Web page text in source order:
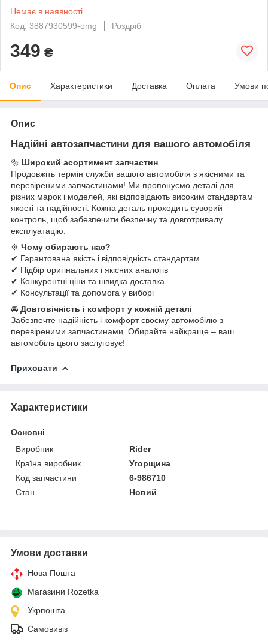
Немає в наявності
Код: 3887930599-omg
Роздріб
349 ₴
Опис Характеристики Доставка Оплата Умови
Опис
Надійні автозапчастини для вашого автомобіля
🔩 Широкий асортимент запчастин
Продовжіть термін служби вашого автомобіля з якісними та
перевіреними запчастинами! Ми пропонуємо деталі для
різних марок і моделей, які відповідають високим стандартам
якості та надійності. Кожна деталь проходить суворий
контроль, щоб забезпечити безпечну та довготривалу
експлуатацію.
⚙ Чому обирають нас?
✔ Гарантована якість і відповідність стандартам
✔ Підбір оригінальних і якісних аналогів
✔ Конкурентні ціни та швидка доставка
✔ Консультації та допомога у виборі
🚘 Довговічність і комфорт у кожній деталі
Забезпечте надійність і комфорт своєму автомобілю з
перевіреними запчастинами. Обирайте найкраще – ваш
автомобіль цього заслуговує!
Приховати
Характеристики
Основні
Виробник
Rider
Країна виробник
Угорщина
Код запчастини
6-986710
Стан
Новий
Умови доставки
Нова Пошта
Магазини Rozetka
Укрпошта
Самовивіз